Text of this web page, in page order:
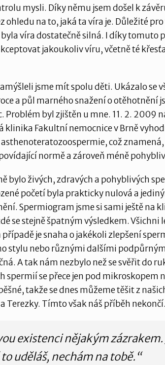
mysli. Díky němu jsem došel k
ohledu na to, jaká ta víra je. Důležité
byla víra dostatečně silná. I díky tomuto
jakoukoliv víru, včetně té
jsme mít spolu děti. Ukázalo se
a půl marného snažení o otěhotnění
byl zjištěn u mne. 11. 2. 2009
Fakultní nemocnice v Brně
což znamená,
normě a zároveň méně
bylo živých, zdravých a pohyblivých
početí byla prakticky nulová a
Spermiogram jsme si sami ještě na
se stejně špatným výsledkem. Všichni
je snaha o jakékoli zlepšení
stylu nebo různými dalšími
A tak nám nezbylo než se svěřit do
spermií se přece jen pod mikroskopem
takže se dnes můžeme těšit z
Terezky. Tímto však náš příběh nekončí.
existenci nějakým zázrakem.
uděláš, nechám na tobě.“